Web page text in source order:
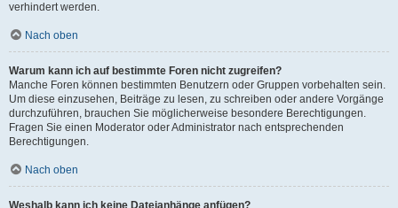
verhindert werden.
Nach oben
Warum kann ich auf bestimmte Foren nicht zugreifen?
Manche Foren können bestimmten Benutzern oder Gruppen vorbehalten sein.
Um diese einzusehen, Beiträge zu lesen, zu schreiben oder andere Vorgänge
durchzuführen, brauchen Sie möglicherweise besondere Berechtigungen.
Fragen Sie einen Moderator oder Administrator nach entsprechenden
Berechtigungen.
Nach oben
Weshalb kann ich keine Dateianhänge anfügen?